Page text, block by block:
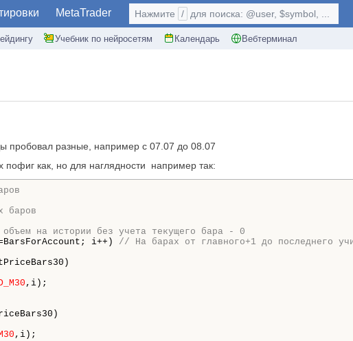
MetaTrader
Учебник по нейросетям Календарь Вебтерминал
Нажмите / для поиска: @user, $symbol, ...
пробовал разные, например с 07.07 до 08.07
как, но для наглядности например так:
баров
на истории без учета текущего бара - 0
i++) // На барах от главного+1 до последнего
,i);
,i);